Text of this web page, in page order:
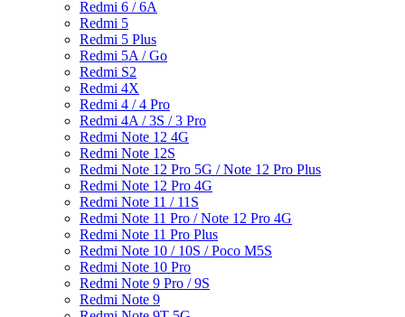
Redmi 6 / 6A
Redmi 5
Redmi 5 Plus
Redmi 5A / Go
Redmi S2
Redmi 4X
Redmi 4 / 4 Pro
Redmi 4A / 3S / 3 Pro
Redmi Note 12 4G
Redmi Note 12S
Redmi Note 12 Pro 5G / Note 12 Pro Plus
Redmi Note 12 Pro 4G
Redmi Note 11 / 11S
Redmi Note 11 Pro / Note 12 Pro 4G
Redmi Note 11 Pro Plus
Redmi Note 10 / 10S / Poco M5S
Redmi Note 10 Pro
Redmi Note 9 Pro / 9S
Redmi Note 9